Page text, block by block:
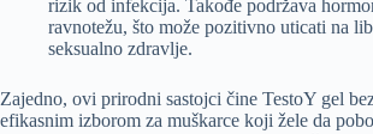
rizik od infekcija. Takođe podržava
ravnotežu, što može pozitivno uticati na
seksualno zdravlje.
Zajedno, ovi prirodni sastojci čine TestoY gel
efikasnim izborom za muškarce koji žele da